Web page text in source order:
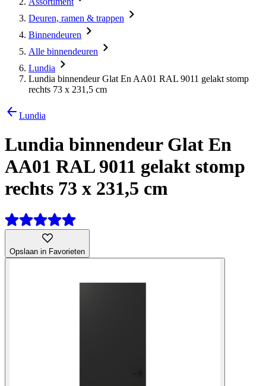
Deuren, ramen & trappen
Binnendeuren
Alle binnendeuren
Lundia
Lundia binnendeur Glat En AA01 RAL 9011 gelakt stomp
rechts 73 x 231,5 cm
Lundia
Lundia binnendeur Glat En
AA01 RAL 9011 gelakt stomp
rechts 73 x 231,5 cm
Opslaan in Favorieten